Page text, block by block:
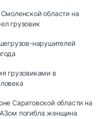
области на
грузовик
нарушителей
грузовиками в
Саратовской области на
погибла женщина